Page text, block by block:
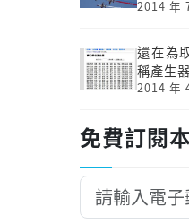
2014 年
還在為
稱產生
2014 年
免費訂閱